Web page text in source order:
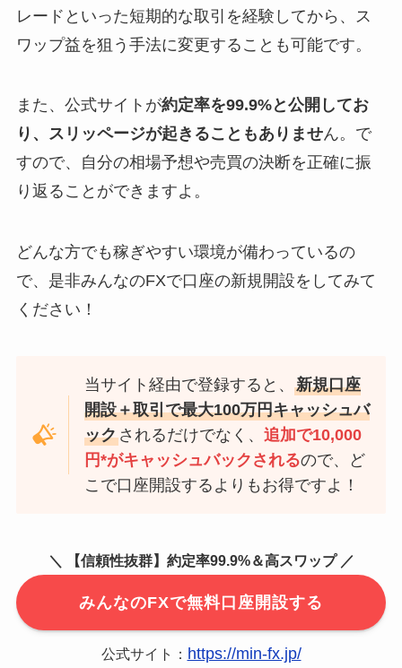
レードといった短期的な取引を経験してから、ス
ワップ益を狙う手法に変更することも可能です。
また、公式サイトが約定率を99.9%と公開してお
り、スリッページが起きることもありません。で
すので、自分の相場予想や売買の決断を正確に振
り返ることができますよ。
どんな方でも稼ぎやすい環境が備わっているの
で、是非みんなのFXで口座の新規開設をしてみて
ください！
当サイト経由で登録すると、新規口座
開設＋取引で最大100万円キャッシュバ
ックされるだけでなく、追加で10,000
円*がキャッシュバックされるので、ど
こで口座開設するよりもお得ですよ！
＼ 【信頼性抜群】約定率99.9%＆高スワップ ／
みんなのFXで無料口座開設する
公式サイト： https://min-fx.jp/